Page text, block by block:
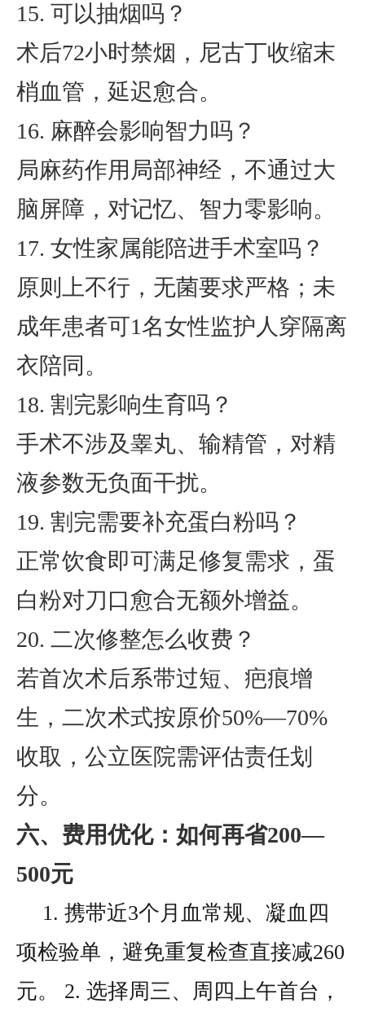
15. 可以抽烟吗？
术后72小时禁烟，尼古丁收缩末
梢血管，延迟愈合。
16. 麻醉会影响智力吗？
局麻药作用局部神经，不通过大
脑屏障，对记忆、智力零影响。
17. 女性家属能陪进手术室吗？
原则上不行，无菌要求严格；未
成年患者可1名女性监护人穿隔离
衣陪同。
18. 割完影响生育吗？
手术不涉及睾丸、输精管，对精
液参数无负面干扰。
19. 割完需要补充蛋白粉吗？
正常饮食即可满足修复需求，蛋
白粉对刀口愈合无额外增益。
20. 二次修整怎么收费？
若首次术后系带过短、疤痕增
生，二次术式按原价50%—70%
收取，公立医院需评估责任划
分。
六、费用优化：如何再省200—
500元
1. 携带近3个月血常规、凝血四
项检验单，避免重复检查直接减260
元。
2. 选择周三、周四上午首台，